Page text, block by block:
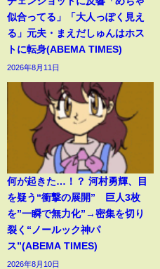
似合ってる」「大人っぽく見え
る」元夫・まえだしゅんはホス
トに転身(ABEMA TIMES)
2026年8月11日
何が起きた…！？ 河村勇輝、目
を疑う“衝撃の展開” 巨人3枚
を”一瞬で無力化”→密集を切り
裂く“ノールック神パ
ス”(ABEMA TIMES)
2026年8月10日